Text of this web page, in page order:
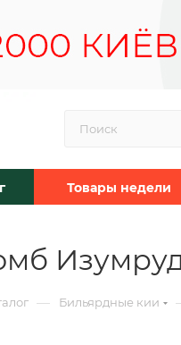
Товары недели
— Бильярдные кии